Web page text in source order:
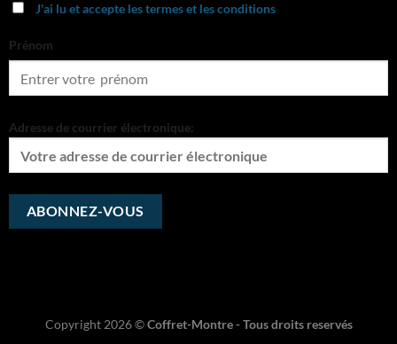
J'ai lu et accepte les termes et les conditions
Prénom
Adresse de courrier électronique:
Copyright 2026 ©Coffret-Montre - Tous droits reservés